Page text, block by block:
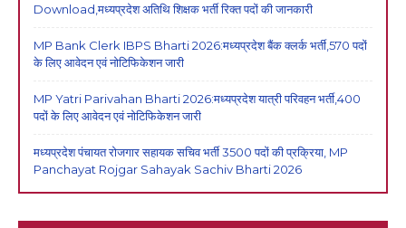
Download,मध्यप्रदेश अतिथि शिक्षक भर्ती रिक्त पदों की जानकारी
MP Bank Clerk IBPS Bharti 2026:मध्यप्रदेश बैंक क्लर्क भर्ती,570 पदों
के लिए आवेदन एवं नोटिफिकेशन जारी
MP Yatri Parivahan Bharti 2026:मध्यप्रदेश यात्री परिवहन भर्ती,400
पदों के लिए आवेदन एवं नोटिफिकेशन जारी
मध्यप्रदेश पंचायत रोजगार सहायक सचिव भर्ती 3500 पदों की प्रक्रिया, MP
Panchayat Rojgar Sahayak Sachiv Bharti 2026